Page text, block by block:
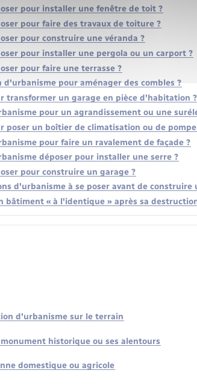
pour installer une fenêtre de toit ?
pour faire des travaux de toiture ?
pour construire une véranda ?
pour installer une pergola ou un carport ?
pour faire une terrasse ?
pour aménager des combles ?
transformer un garage en pièce d'habitation ?
pour un agrandissement ou une
poser un boîtier de climatisation ou de
pour faire un ravalement de façade ?
déposer pour installer une serre ?
pour construire un garage ?
d'urbanisme à se poser avant de construire
bâtiment « à l'identique » après sa
d'urbanisme sur le terrain
historique ou ses alentours
domestique ou agricole